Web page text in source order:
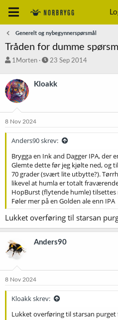
Generelt og nybegynnerspørsmål
Tråden for dumme
T
å
d
s
a
r
t
e
1Morten
S
r
a
o
23 Sep 2014
Kloakk
8 Nov 2024
Anders90 skrev:
Brygga en Ink and Dagger IPA, der
Glemte dette før jeg kjølte ned, og
70 grader (svært lite utbytte?).
likevel at humla er totalt
HopBurst (flytende humle)
Føler mer på en Golden ale enn IPA
Lukket overføring til starsan
Anders90
8 Nov 2024
Kloakk skrev:
Lukket overføring til starsan purget